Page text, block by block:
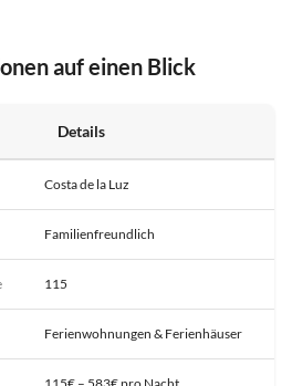
auf einen Blick
Details
Costa de la Luz
Familienfreundlich
115
Ferienwohnungen & Ferienhäuser